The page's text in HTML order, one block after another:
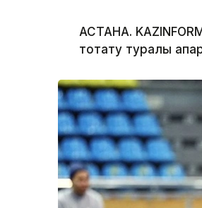
АСТАНА.
тоқтату туралы